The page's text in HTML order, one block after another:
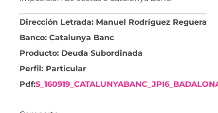
Dirección Letrada: Manuel Rodríguez Reguera
Banco: Catalunya Banc
Producto: Deuda Subordinada
Perfil: Particular
Pdf: